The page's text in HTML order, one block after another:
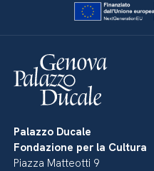
Palazzo Ducale
Fondazione per la Cultura
Piazza Matteotti 9